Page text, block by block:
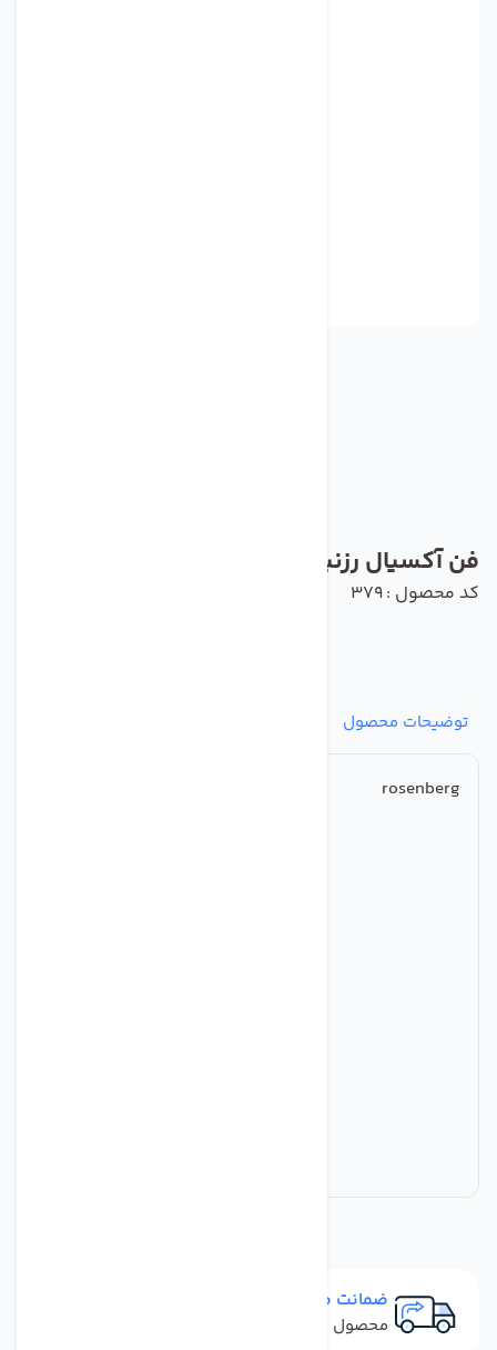
فن آکسیال رزنبرگ مدل AKAD 900-6-6.7NA
کد محصول : 379
توضیحات محصول
rosenberg
ضمانت مرجوعی
محصول نباید آسیب دیده باشد